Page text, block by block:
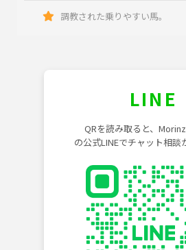
調教された乗りやすい馬。
LINE
QRを読み取ると、
の公式LINEでチャット相談